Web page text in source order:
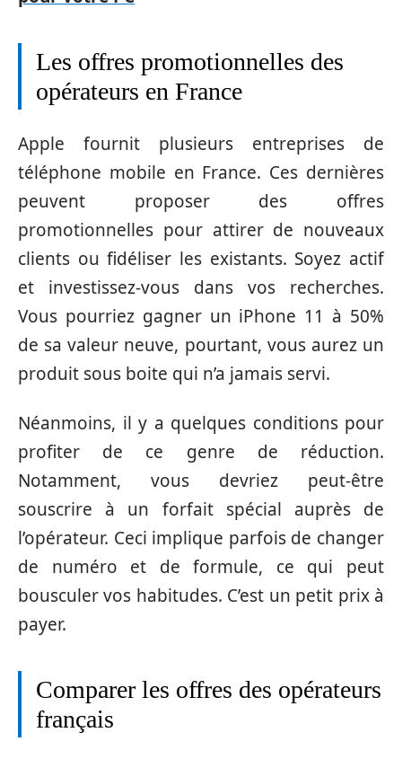
Les offres promotionnelles des
opérateurs en France
Apple fournit plusieurs entreprises de
téléphone mobile en France. Ces dernières
peuvent proposer des offres
promotionnelles pour attirer de nouveaux
clients ou fidéliser les existants. Soyez actif
et investissez-vous dans vos recherches.
Vous pourriez gagner un iPhone 11 à 50%
de sa valeur neuve, pourtant, vous aurez un
produit sous boite qui n’a jamais servi.
Néanmoins, il y a quelques conditions pour
profiter de ce genre de réduction.
Notamment, vous devriez peut-être
souscrire à un forfait spécial auprès de
l’opérateur. Ceci implique parfois de changer
de numéro et de formule, ce qui peut
bousculer vos habitudes. C’est un petit prix à
payer.
Comparer les offres des opérateurs
français